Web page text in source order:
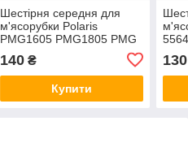
Шестірня середня для
м'ясорубки Polaris
PMG1605 PMG1805 PMG
140₴
Купити
130